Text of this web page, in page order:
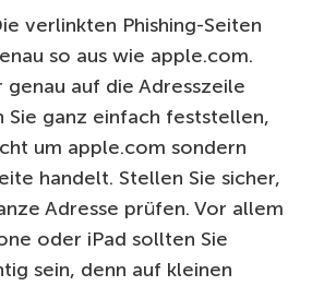
verlinkten Phishing-Seiten
so aus wie apple.com.
genau auf die Adresszeile
Sie ganz einfach feststellen,
um apple.com sondern
handelt. Stellen Sie sicher,
Adresse prüfen. Vor allem
oder iPad sollten Sie
sein, denn auf kleinen